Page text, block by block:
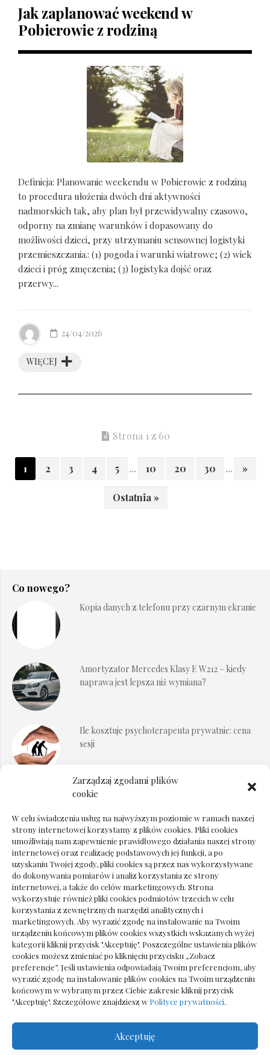
Zarządzaj zgodami plików
cookie
W celu świadczenia usług na najwyższym poziomie w ramach naszej
strony internetowej korzystamy z plików cookies. Pliki cookies
umożliwiają nam zapewnienie prawidłowego działania naszej strony
internetowej oraz realizację podstawowych jej funkcji, a po
uzyskaniu Twojej zgody, pliki cookies są przez nas wykorzystywane
do dokonywania pomiarów i analiz korzystania ze strony
internetowej, a także do celów marketingowych. Strona
wykorzystuje również pliki cookies podmiotów trzecich w celu
korzystania z zewnętrznych narzędzi analitycznych i
marketingowych. Aby wyrazić zgodę na instalowanie na Twoim
urządzeniu końcowym plików cookies wszystkich wskazanych wyżej
kategorii kliknij przycisk "Akceptuję". Poszczególne ustawienia plików
cookies możesz zmieniać po kliknięciu przycisku „Zobacz
preferencje”. Jeśli ustawienia odpowiadają Twoim preferencjom, aby
wyrazić zgodę na instalowanie plików cookies na Twoim urządzeniu
końcowym w wybranym przez Ciebie zakresie kliknij przycisk
"Akceptuję". Szczegółowe znajdziesz w Polityce prywatności.
Akceptuję
Jak zaplanować weekend w
Pobierowie z rodziną
Definicja: Planowanie weekendu w Pobierowie z rodziną
to procedura ułożenia dwóch dni aktywności
nadmorskich tak, aby plan był przewidywalny czasowo,
odporny na zmianę warunków i dopasowany do
możliwości dzieci, przy utrzymaniu sensownej logistyki
przemieszczania.: (1) pogoda i warunki wiatrowe; (2) wiek
dzieci i próg zmęczenia; (3) logistyka dojść oraz
przerwy...
WIĘCEJ
24/04/2026
Strona 1 z 60
1 2 3 4 5 ... 10 20 30 ... »
Ostatnia »
Co nowego?
Kopia danych z telefonu przy czarnym ekranie
Amortyzator Mercedes Klasy E W212 – kiedy
naprawa jest lepsza niż wymiana?
Ile kosztuje psychoterapeuta prywatnie: cena
sesji
Dokumenty do odbioru przy zmianie biura
Deska podłogowa do salonu: jak wybrać bez
pośpiechu